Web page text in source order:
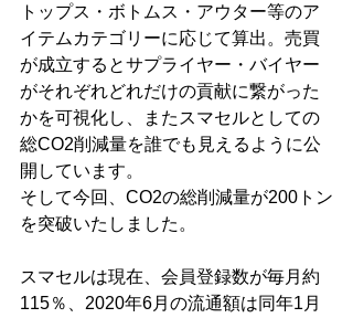
トップス・ボトムス・アウター等のア
イテムカテゴリーに応じて算出。売買
が成立するとサプライヤー・バイヤー
がそれぞれどれだけの貢献に繋がった
かを可視化し、またスマセルとしての
総CO2削減量を誰でも見えるように公
開しています。
そして今回、CO2の総削減量が200トン
を突破いたしました。
スマセルは現在、会員登録数が毎月約
115％、2020年6月の流通額は同年1月